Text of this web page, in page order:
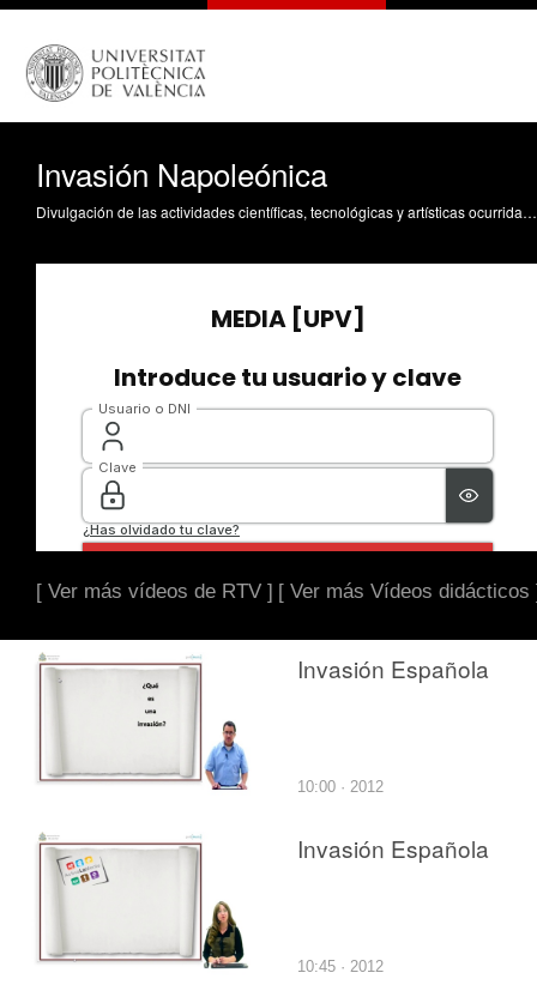
Invasión Napoleónica
Divulgación de las actividades científicas, tecnológicas y artísticas ocurridas en los tres campus de la UPV
[ Ver más vídeos de RTV ] [ Ver más Vídeos didácticos
Invasión Española
10:00 · 2012
Invasión Española
10:45 · 2012